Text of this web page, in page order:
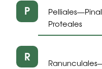
P Pelliales—
Proteales
R Ranunculales